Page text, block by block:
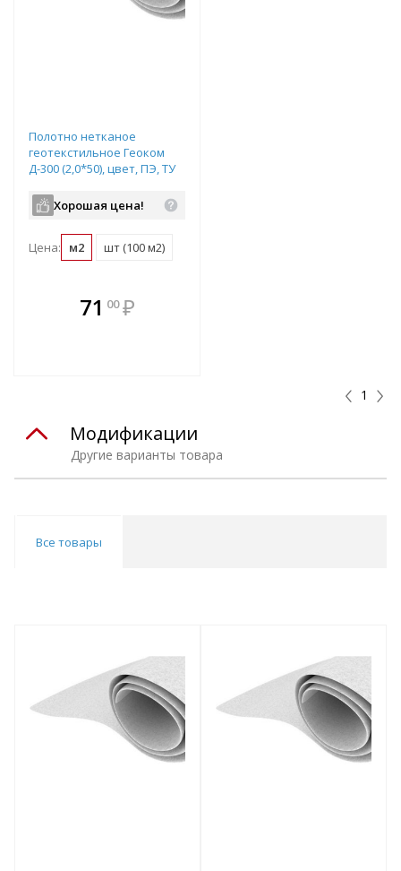
Полотно нетканое
геотекстильное Геоком
Д-300 (2,0*50), цвет, ПЭ, ТУ
Хорошая цена!
Цена: м2 шт (100 м2)
71 00 ₽
1
Другие варианты товара
Модификации
Все товары